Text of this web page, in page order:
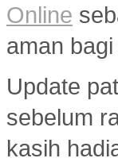
Online
aman
Update
sebelum
kasih